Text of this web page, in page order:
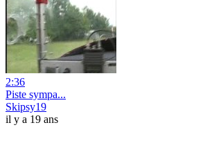
2:36
Piste sympa...
Skipsy19
il y a 19 ans